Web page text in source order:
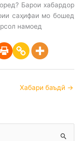
Барои хабардор
саҳифаи мо бошед
намоед
Хабари баъдӣ →